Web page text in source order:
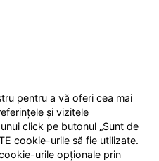
pentru a vă oferi cea mai
și vizitele
click pe butonul „Sunt de
cookie-urile să fie utilizate.
urile opționale prin